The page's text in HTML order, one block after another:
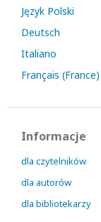
Język Polski
Deutsch
Italiano
Français (France)
Informacje
dla czytelników
dla autorów
dla bibliotekarzy